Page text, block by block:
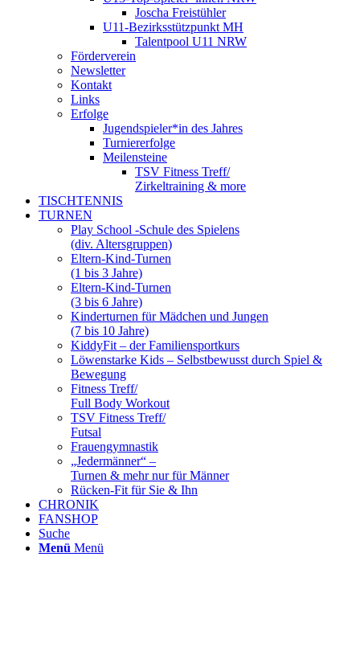
Joscha Freistühler
U11-Bezirksstützpunkt MH
Talentpool U11 NRW
Förderverein
Newsletter
Kontakt
Links
Erfolge
Jugendspieler*in des Jahres
Turniererfolge
Meilensteine
TSV Fitness Treff/
Zirkeltraining & more
TISCHTENNIS
TURNEN
Play School -Schule des Spielens
(div. Altersgruppen)
Eltern-Kind-Turnen
(1 bis 3 Jahre)
Eltern-Kind-Turnen
(3 bis 6 Jahre)
Kinderturnen für Mädchen und Jungen
(7 bis 10 Jahre)
KiddyFit – der Familiensportkurs
Löwenstarke Kids – Selbstbewusst durch Spiel &
Bewegung
Fitness Treff/
Full Body Workout
TSV Fitness Treff/
Futsal
Frauengymnastik
„Jedermänner“ –
Turnen & mehr nur für Männer
Rücken-Fit für Sie & Ihn
CHRONIK
FANSHOP
Suche
Menü Menü